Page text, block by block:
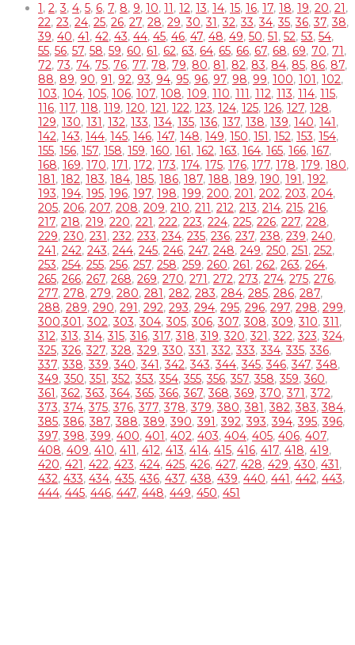
1, 2,3, 4, 5, 6, 7, 8, 9, 10, 11, 12, 13, 14, 15, 16, 17, 18, 19, 20, 21,
22, 23, 24, 25, 26, 27, 28, 29,30,31,32,33,34,35,36,37,38,
39, 40, 41, 42, 43, 44, 45, 46, 47, 48, 49, 50, 51, 52, 53, 54,
55, 56, 57, 58, 59, 60, 61, 62, 63, 64, 65, 66, 67, 68, 69, 70, 71,
72, 73, 74, 75, 76, 77, 78, 79, 80, 81, 82, 83, 84, 85, 86, 87,
88, 89, 90, 91, 92, 93, 94, 95, 96, 97, 98, 99, 100, 101, 102,
103, 104, 105, 106, 107, 108, 109, 110, 111, 112, 113, 114, 115,
116, 117, 118, 119, 120, 121, 122, 123, 124, 125, 126, 127, 128,
129, 130, 131, 132, 133, 134, 135, 136, 137, 138, 139, 140, 141,
142, 143, 144, 145, 146, 147, 148, 149, 150, 151, 152, 153, 154,
155, 156, 157, 158, 159, 160, 161, 162, 163, 164, 165, 166, 167,
168, 169, 170, 171, 172, 173, 174, 175, 176, 177, 178, 179, 180,
181, 182, 183, 184, 185, 186, 187, 188, 189, 190, 191, 192,
193, 194, 195, 196, 197, 198, 199, 200, 201, 202, 203, 204,
205, 206, 207, 208, 209, 210, 211, 212, 213, 214, 215, 216,
217, 218, 219, 220, 221, 222, 223, 224, 225, 226, 227, 228,
229, 230, 231, 232, 233, 234, 235, 236, 237, 238, 239, 240,
241, 242, 243, 244, 245, 246, 247, 248, 249, 250, 251, 252,
253, 254, 255, 256, 257, 258, 259, 260, 261, 262, 263, 264,
265, 266, 267, 268, 269, 270, 271, 272, 273, 274, 275, 276,
277, 278, 279, 280, 281, 282, 283, 284, 285, 286, 287,
288, 289, 290, 291, 292, 293, 294, 295, 296, 297, 298, 299,
300,301,302,303,304,305,306,307,308,309,310,311,
312,313,314,315,316,317,318,319,320,321,322,323,324,
325,326,327,328,329,330,331,332,333,334,335,336,
337,338,339,340,341,342,343,344,345,346,347,348,
349,350,351,352,353,354,355,356,357,358,359,360,
361,362,363,364,365,366,367,368,369,370,371,372,
373,374,375,376,377,378,379,380,381,382,383,384,
385,386,387,388,389,390,391,392,393,394,395,396,
397,398,399, 400, 401, 402, 403, 404, 405, 406, 407,
408, 409, 410, 411, 412, 413, 414, 415, 416, 417, 418, 419,
420, 421, 422, 423, 424, 425, 426, 427, 428, 429, 430, 431,
432, 433, 434, 435, 436, 437, 438, 439, 440, 441, 442, 443,
444, 445, 446, 447, 448, 449, 450, 451